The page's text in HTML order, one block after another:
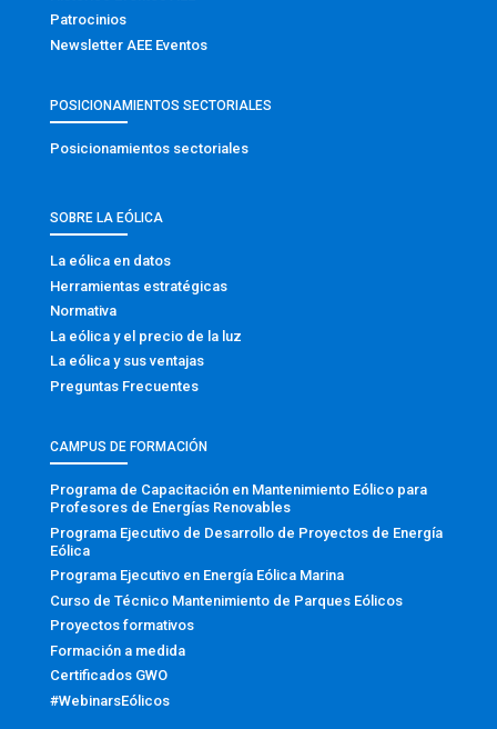
Patrocinios
Newsletter AEE Eventos
POSICIONAMIENTOS SECTORIALES
Posicionamientos sectoriales
SOBRE LA EÓLICA
La eólica en datos
Herramientas estratégicas
Normativa
La eólica y el precio de la luz
La eólica y sus ventajas
Preguntas Frecuentes
CAMPUS DE FORMACIÓN
Programa de Capacitación en Mantenimiento Eólico para
Profesores de Energías Renovables
Programa Ejecutivo de Desarrollo de Proyectos de Energía
Eólica
Programa Ejecutivo en Energía Eólica Marina
Curso de Técnico Mantenimiento de Parques Eólicos
Proyectos formativos
Formación a medida
Certificados GWO
#WebinarsEólicos